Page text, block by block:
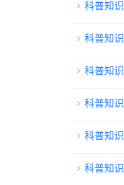
科普知识
科普知识
科普知识
科普知识
科普知识
科普知识